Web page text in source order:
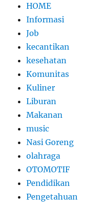
HOME
Informasi
Job
kecantikan
kesehatan
Komunitas
Kuliner
Liburan
Makanan
music
Nasi Goreng
olahraga
OTOMOTIF
Pendidikan
Pengetahuan